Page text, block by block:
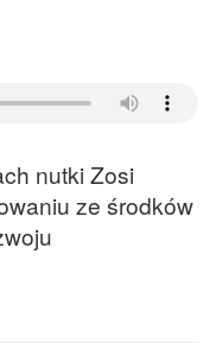
nutki Zosi
ze środków